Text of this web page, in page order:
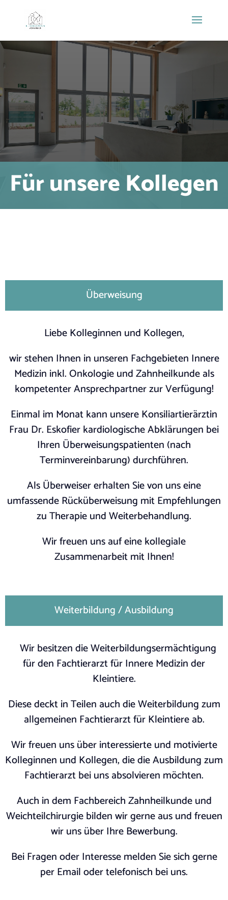
Für unsere Kollegen
Überweisung
Liebe Kolleginnen und Kollegen,
wir stehen Ihnen in unseren Fachgebieten Innere
Medizin inkl. Onkologie und Zahnheilkunde als
kompetenter Ansprechpartner zur Verfügung!
Einmal im Monat kann unsere Konsiliartierärztin
Frau Dr. Eskofier kardiologische Abklärungen bei
Ihren Überweisungspatienten (nach
Terminvereinbarung) durchführen.
Als Überweiser erhalten Sie von uns eine
umfassende Rücküberweisung mit Empfehlungen
zu Therapie und Weiterbehandlung.
Wir freuen uns auf eine kollegiale
Zusammenarbeit mit Ihnen!
Weiterbildung / Ausbildung
Wir besitzen die Weiterbildungsermächtigung
für den Fachtierarzt für Innere Medizin der
Kleintiere.
Diese deckt in Teilen auch die Weiterbildung zum
allgemeinen Fachtierarzt für Kleintiere ab.
Wir freuen uns über interessierte und motivierte
Kolleginnen und Kollegen, die die Ausbildung zum
Fachtierarzt bei uns absolvieren möchten.
Auch in dem Fachbereich Zahnheilkunde und
Weichteilchirurgie bilden wir gerne aus und freuen
wir uns über Ihre Bewerbung.
Bei Fragen oder Interesse melden Sie sich gerne
per Email oder telefonisch bei uns.